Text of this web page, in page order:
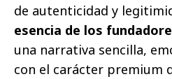
de autenticidad y
esencia de los
una narrativa sencilla,
con el carácter premium